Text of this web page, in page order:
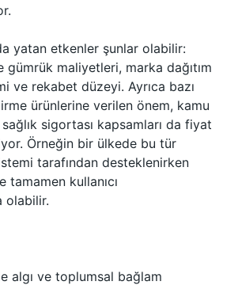
yatan etkenler şunlar olabilir:
maliyetleri, marka dağıtım
ve rekabet düzeyi. Ayrıca bazı
ürünlerine verilen önem, kamu
sigortası kapsamları da fiyat
Örneğin bir ülkede bu tür
tarafından desteklenirken
tamamen kullanıcı
olabilir.
algı ve toplumsal bağlam